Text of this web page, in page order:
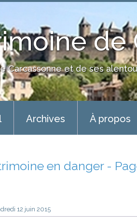
de
Carcassonne et de ses
Archives À propos
en danger -
12 juin 2015